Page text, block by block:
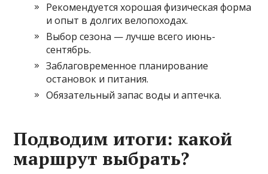
Рекомендуется хорошая физическая форма
и опыт в долгих велопоходах.
Выбор сезона — лучше всего июнь-
сентябрь.
Заблаговременное планирование
остановок и питания.
Обязательный запас воды и аптечка.
Подводим итоги: какой
маршрут выбрать?